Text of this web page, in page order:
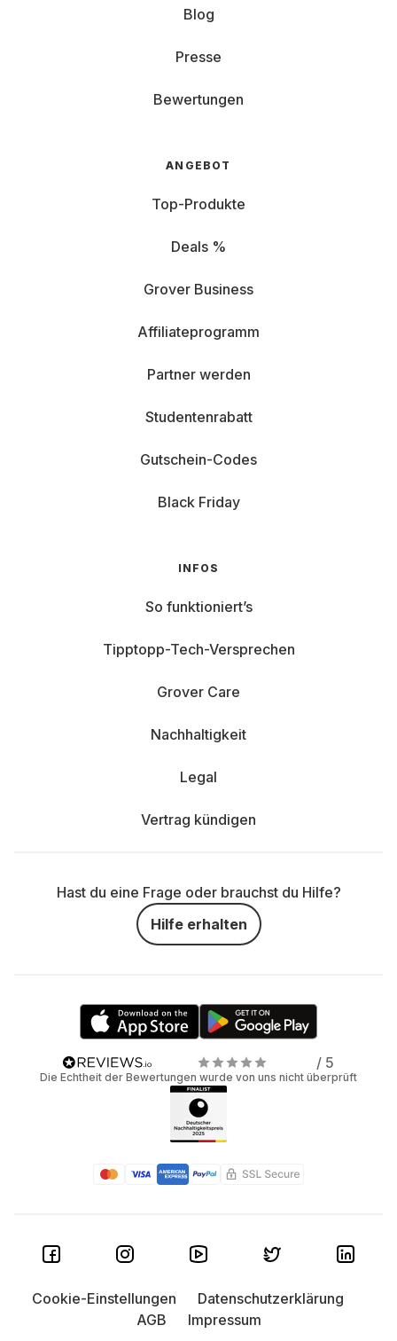
Blog
Presse
Bewertungen
ANGEBOT
Top-Produkte
Deals %
Grover Business
Affiliateprogramm
Partner werden
Studentenrabatt
Gutschein-Codes
Black Friday
INFOS
So funktioniert’s
Tipptopp-Tech-Versprechen
Grover Care
Nachhaltigkeit
Legal
Vertrag kündigen
Hast du eine Frage oder brauchst du Hilfe?
Hilfe erhalten
/ 5
Die Echtheit der Bewertungen wurde von uns nicht überprüft
Cookie-Einstellungen
Datenschutzerklärung
AGB
Impressum